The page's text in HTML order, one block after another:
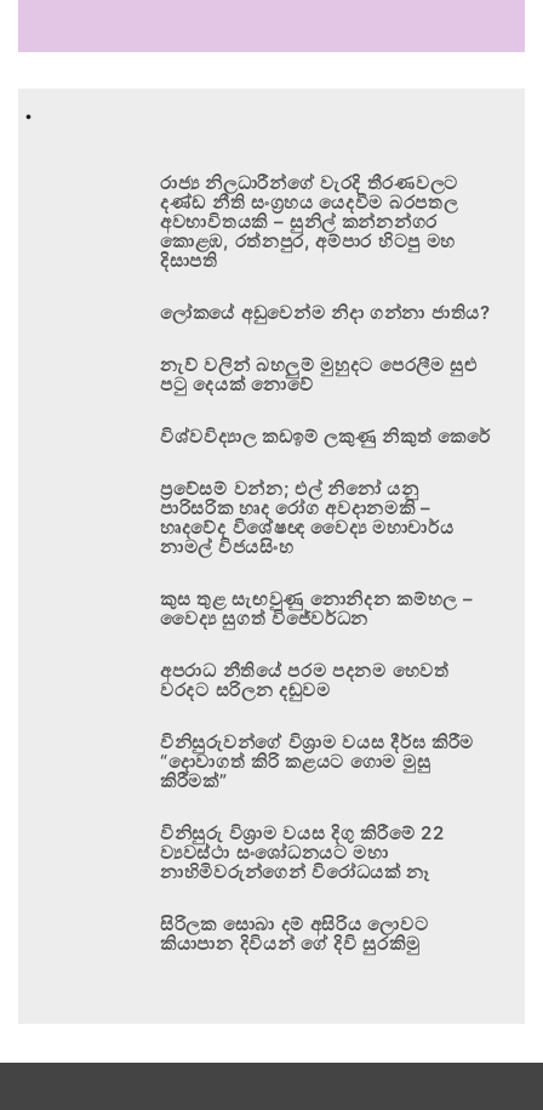
.
රාජ්‍ය නිලධාරීන්ගේ වැරදි තීරණවලට
දණ්ඩ නීති සංග්‍රහය යෙදවීම බරපතල
අවභාවිතයකි – සුනිල් කන්නන්ගර
කොළඹ, රත්නපුර, අම්පාර හිටපු මහ
දිසාපති
ලෝකයේ අඩුවෙන්ම නිදා ගන්නා ජාතිය?
නැව් වලින් බහලුම් මුහුදට පෙරලීම සුළු
පටු දෙයක් නොවේ
විශ්වවිද්‍යාල කඩඉම් ලකුණු නිකුත් කෙරේ
ප්‍රවේසම් වන්න; එල් නිනෝ යනු
පාරිසරික හෘද රෝග අවදානමකි –
හෘදවේද විශේෂඥ වෛද්‍ය මහාචාර්ය
නාමල් විජයසිංහ
කුස තුළ සැඟවුණු නොනිදන කම්හල –
වෛද්‍ය සුගත් විජේවර්ධන
අපරාධ නීතියේ පරම පදනම හෙවත්
වරදට සරිලන දඬුවම
විනිසුරුවන්ගේ විශ්‍රාම වයස දීර්ඝ කිරීම
“දොවාගත් කිරි කළයට ගොම මුසු
කිරීමක්”
විනිසුරු විශ්‍රාම වයස දිගු කිරීමේ 22
ව්‍යවස්ථා සංශෝධනයට මහා
නාහිමිවරුන්ගෙන් විරෝධයක් නෑ
සිරිලක සොබා දම් අසිරිය ලොවට
කියාපාන දිවියන් ගේ දිවි සුරකිමු